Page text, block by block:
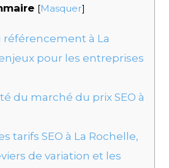
[Masquer]
à La
pour les entreprises
du marché du prix SEO à
tarifs SEO à La Rochelle,
de variation et les